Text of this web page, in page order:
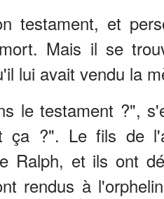
testament, et
Mais il se
lui avait vendu la
le testament ?",
ça ?". Le fils de
Ralph, et ils ont
rendus à